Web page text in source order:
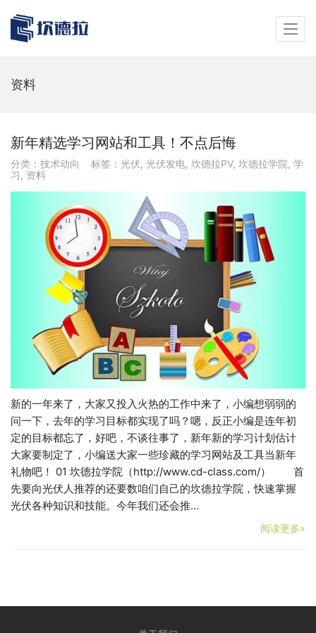
资料
新年精选学习网站和工具！不点后悔
分类： 技术动向 标签： 光伏, 光伏发电, 坎德拉PV, 坎德拉学院, 学
习 , 资料
新的一年来了，大家又投入火热的工作中来了，小编想弱弱的
问一下，去年的学习目标都实现了吗？嗯，反正小编是连年初
定的目标都忘了，好吧，不谈往事了，新年新的学习计划估计
大家要制定了，小编送大家一些珍藏的学习网站及工具当新年
礼物吧！ 01 坎德拉学院（http://www.cd-class.com/） 首
先要向光伏人推荐的还要数咱们自己的坎德拉学院，快速掌握
光伏各种知识和技能。今年我们还会推…
阅读更多»